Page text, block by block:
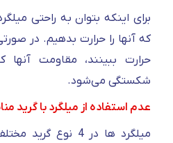
برای اینکه بتوان به راحتی
که آنها را حرارت بدهیم. در
حرارت ببینند، مقاومت
شکستگی می‌شود.
عدم استفاده از میلگرد با گرید
میلگرد ها در 4 نوع